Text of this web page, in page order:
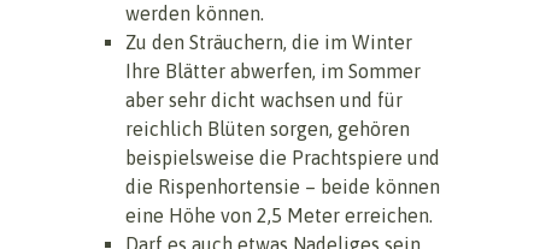
werden können.
Zu den Sträuchern, die im Winter
Ihre Blätter abwerfen, im Sommer
aber sehr dicht wachsen und für
reichlich Blüten sorgen, gehören
beispielsweise die Prachtspiere und
die Rispenhortensie – beide können
eine Höhe von 2,5 Meter erreichen.
Darf es auch etwas Nadeliges sein,